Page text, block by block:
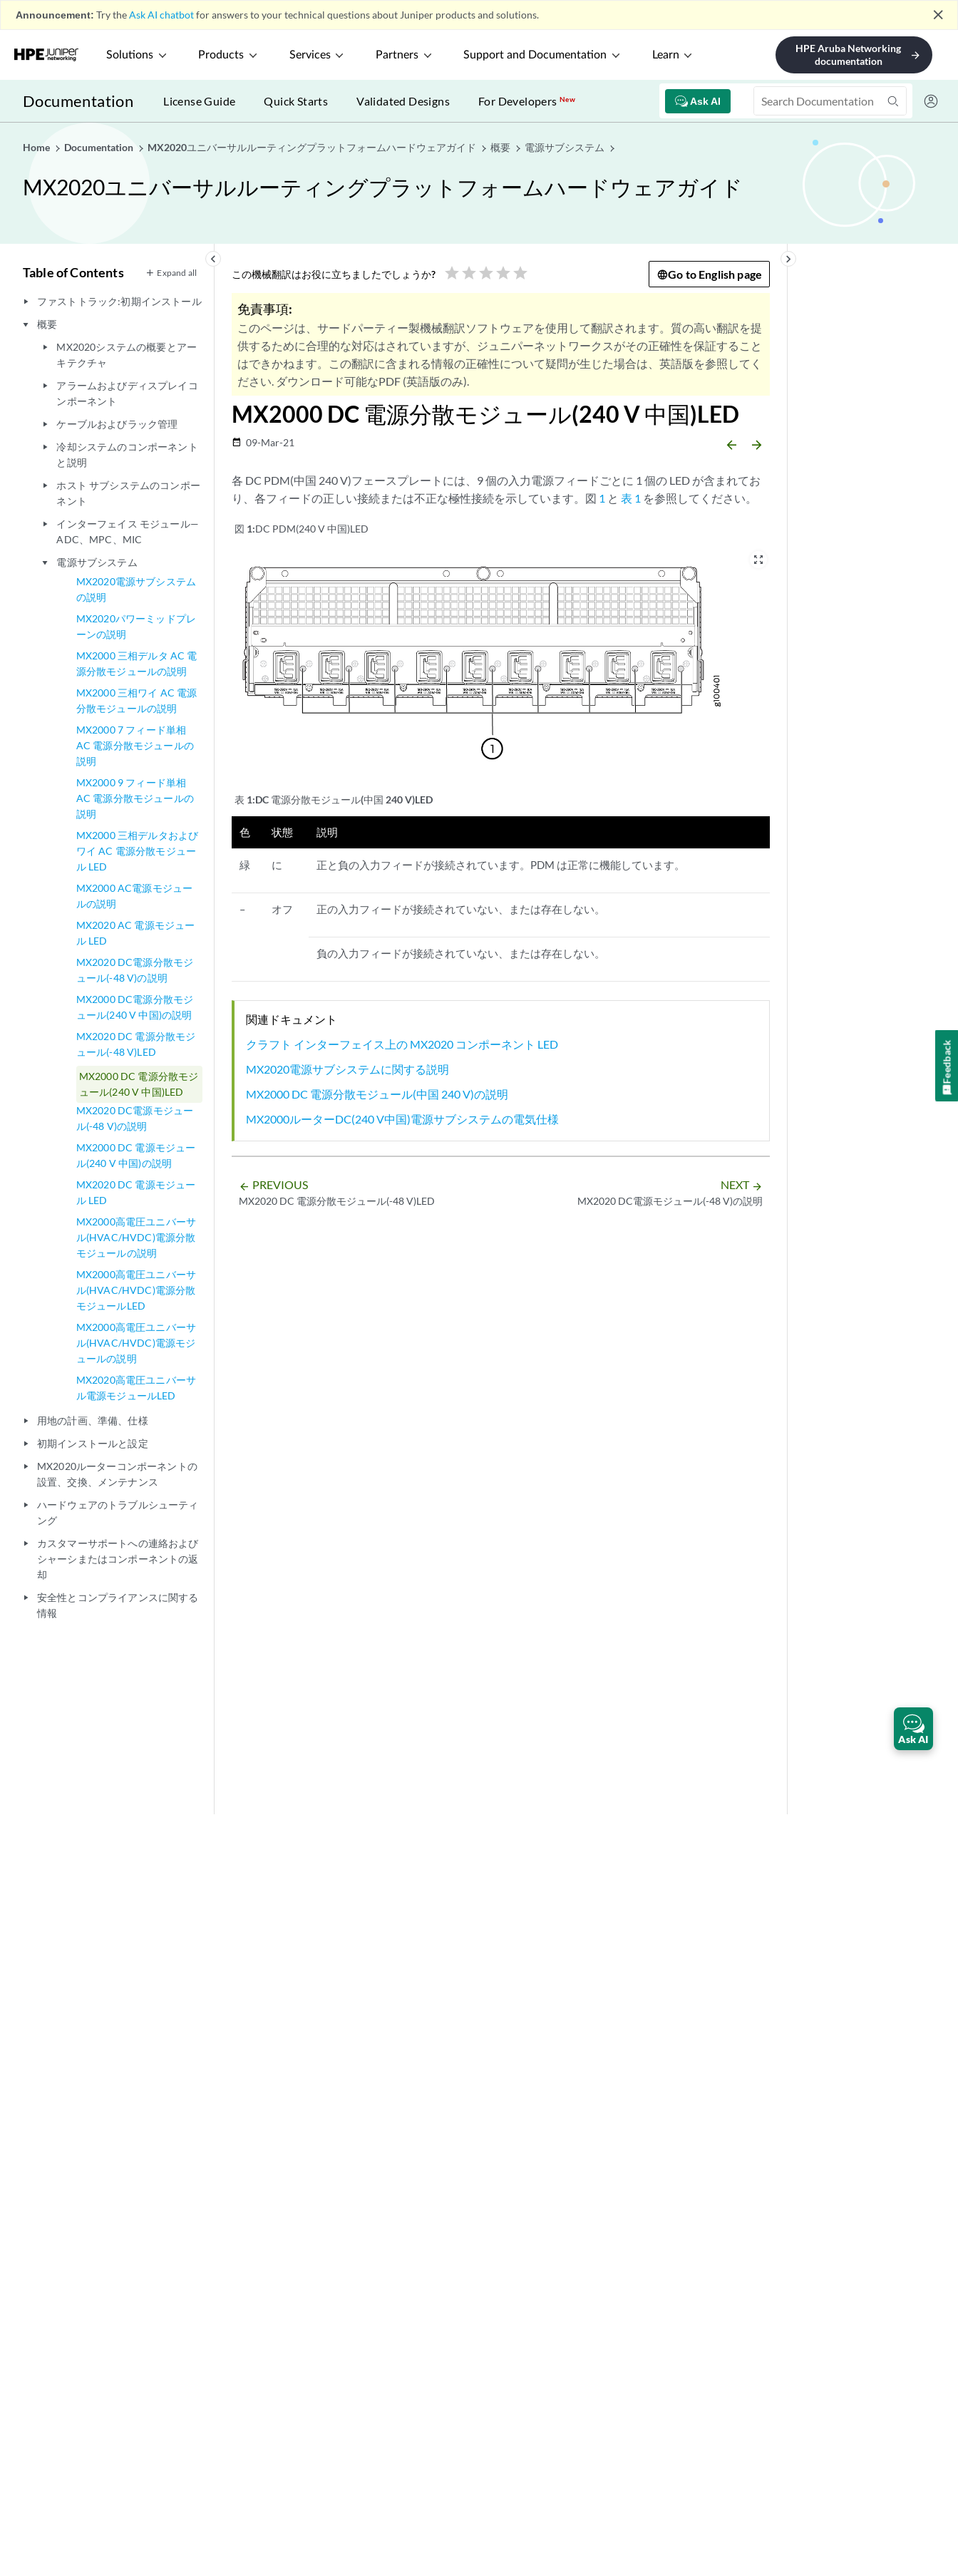
Announcement: Try theAsk AI chatbotfor answers to your technical questions about Juniper products and solutions. close
Solutions Products Services Partners Support and Documentation Learn
HPE Aruba Networking
documentation
arrow_forward
Documentation Ask AI
License Guide Quick Starts Validated Designs For DevelopersNew
Home Documentation MX2020ユニバーサルルーティングプラットフォームハードウェアガイド 概要 電源サブシステム
MX2020ユニバーサルルーティングプラットフォームハードウェアガイド
keyboard_arrow_left
Table of Contents Expand all
play_arrow ファストトラック:初期インストール
play_arrow 概要
play_arrow
MX2020システムの概要とアー
キテクチャ
play_arrow
アラームおよびディスプレイコ
ンポーネント
play_arrow ケーブルおよびラック管理
play_arrow
冷却システムのコンポーネント
と説明
play_arrow
ホスト サブシステムのコンポー
ネント
play_arrow
インターフェイス モジュール—
ADC、MPC、MIC
play_arrow
電源サブシステム
MX2020電源サブシステム
の説明
MX2020パワーミッドプレ
ーンの説明
MX2000 三相デルタ AC 電
源分散モジュールの説明
MX2000 三相ワイ AC 電源
分散モジュールの説明
MX2000 7 フィード単相
AC 電源分散モジュールの
説明
MX2000 9 フィード単相
AC 電源分散モジュールの
説明
MX2000 三相デルタおよび
ワイ AC 電源分散モジュー
ル LED
MX2000 AC電源モジュー
ルの説明
MX2020 AC 電源モジュー
ル LED
MX2020 DC電源分散モジ
ュール(-48 V)の説明
MX2000 DC電源分散モジ
ュール(240 V 中国)の説明
MX2020 DC 電源分散モジ
ュール(-48 V)LED
MX2000 DC 電源分散モジ
ュール(240 V 中国)LED
MX2020 DC電源モジュー
ル(-48 V)の説明
MX2000 DC 電源モジュー
ル(240 V 中国)の説明
MX2020 DC 電源モジュー
ル LED
MX2000高電圧ユニバーサ
ル(HVAC/HVDC)電源分散
モジュールの説明
MX2000高電圧ユニバーサ
ル(HVAC/HVDC)電源分散
モジュールLED
MX2000高電圧ユニバーサ
ル(HVAC/HVDC)電源モジ
ュールの説明
MX2020高電圧ユニバーサ
ル電源モジュールLED
play_arrow 用地の計画、準備、仕様
play_arrow 初期インストールと設定
play_arrow
MX2020ルーターコンポーネントの
設置、交換、メンテナンス
play_arrow
ハードウェアのトラブルシューティ
ング
play_arrow
カスタマーサポートへの連絡および
シャーシまたはコンポーネントの返
却
play_arrow
安全性とコンプライアンスに関する
情報
keyboard_arrow_right
この機械翻訳はお役に立ちましたでしょうか? star star star star star Go to English page
免責事項:
このページは、サードパーティー製機械翻訳ソフトウェアを使用して翻訳されます。質の高い翻訳を提
供するために合理的な対応はされていますが、ジュニパーネットワークスがその正確性を保証すること
はできかねます。この翻訳に含まれる情報の正確性について疑問が生じた場合は、英語版を参照してく
ださい. ダウンロード可能なPDF (英語版のみ).
MX2000 DC 電源分散モジュール(240 V 中国)LED
date_range 09-Mar-21 arrow_backward arrow_forward
各 DC PDM(中国 240 V)フェースプレートには、9 個の入力電源フィードごとに 1 個の LED が含まれてお
り、各フィードの正しい接続または不正な極性接続を示しています。図 1 と 表 1 を参照してください。
図 1:DC PDM(240 V 中国)LED
zoom_out_map
表 1:DC 電源分散モジュール(中国 240 V)LED
色 状態 説明
緑 に 正と負の入力フィードが接続されています。PDM は正常に機能しています。
– オフ 正の入力フィードが接続されていない、または存在しない。
負の入力フィードが接続されていない、または存在しない。
関連ドキュメント
クラフト インターフェイス上の MX2020 コンポーネント LED
MX2020電源サブシステムに関する説明
MX2000 DC 電源分散モジュール(中国 240 V)の説明
MX2000ルーターDC(240 V中国)電源サブシステムの電気仕様
arrow_backward PREVIOUS
MX2020 DC 電源分散モジュール(-48 V)LED
NEXT arrow_forward
MX2020 DC電源モジュール(-48 V)の説明
Ask AI
Feedback